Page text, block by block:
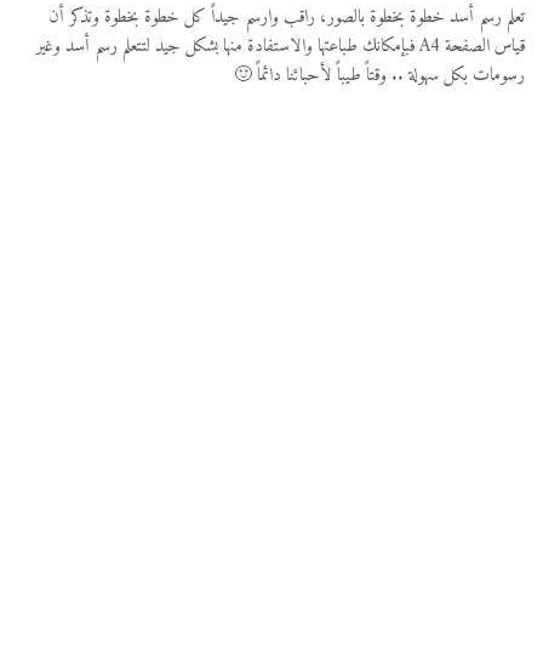
تعلم رسم أسد خطوة بخطوة بالصور، راقب وارسم جيداً كل خطوة بخطوة وتذكر أن
قياس الصفحة A4 فبإمكانك طباعتها والاستفادة منها بشكل جيد لتتعلم رسم أسد وغير
رسومات بكل سهولة .. وقتاً طيباً لأحبائنا دائماً 🙂